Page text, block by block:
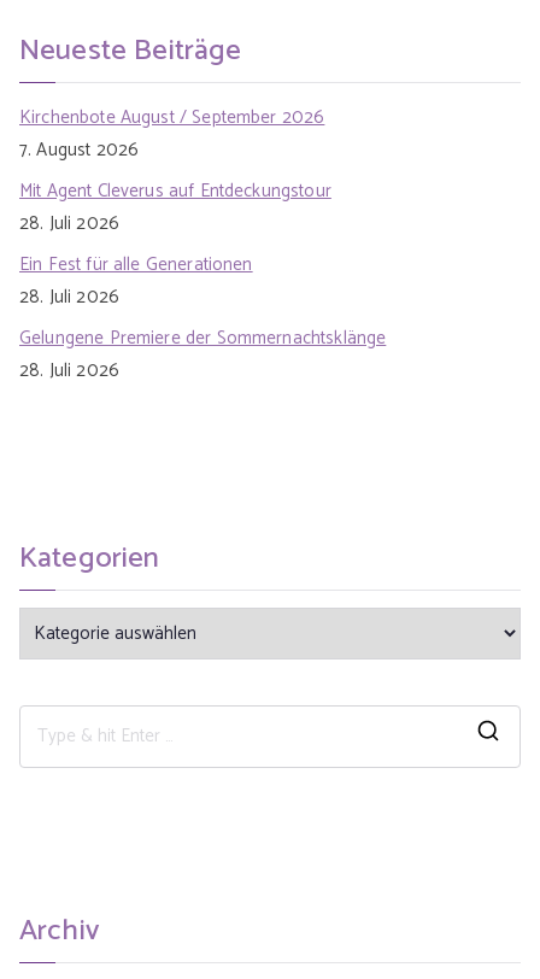
Neueste Beiträge
Kirchenbote August / September 2026
7. August 2026
Mit Agent Cleverus auf Entdeckungstour
28. Juli 2026
Ein Fest für alle Generationen
28. Juli 2026
Gelungene Premiere der Sommernachtsklänge
28. Juli 2026
Kategorien
Archiv